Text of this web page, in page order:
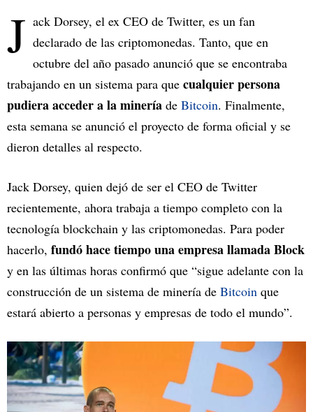
J ack Dorsey, el ex CEO de Twitter, es un fan
declarado de las criptomonedas. Tanto, que en
octubre del año pasado anunció que se encontraba
trabajando en un sistema para que cualquier persona
pudiera acceder a la minería de Bitcoin. Finalmente,
esta semana se anunció el proyecto de forma oficial y se
dieron detalles al respecto.
Jack Dorsey, quien dejó de ser el CEO de Twitter
recientemente, ahora trabaja a tiempo completo con la
tecnología blockchain y las criptomonedas. Para poder
hacerlo, fundó hace tiempo una empresa llamada Block
y en las últimas horas confirmó que “sigue adelante con la
construcción de un sistema de minería de Bitcoin que
estará abierto a personas y empresas de todo el mundo”.